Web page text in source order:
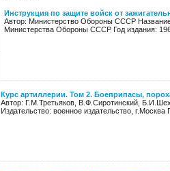
Инструкция по защите войск от
Автор: Министерство Обороны СССР
Министерства Обороны СССР Год издания:
Курс артиллерии. Том 2. Боеприпасы,
Автор: Г.М.Третьяков, В.Ф.Сиротинский,
Издательство: военное издательство,